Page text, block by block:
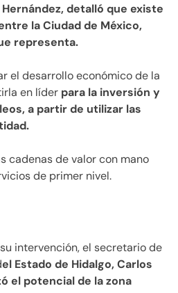
Hernández, detalló que existe
la Ciudad de México,
representa.
el desarrollo económico de la
en líder para la inversión y
a partir de utilizar las
cadenas de valor con mano
de primer nivel.
intervención, el secretario de
el Estado de Hidalgo, Carlos
el potencial de la zona